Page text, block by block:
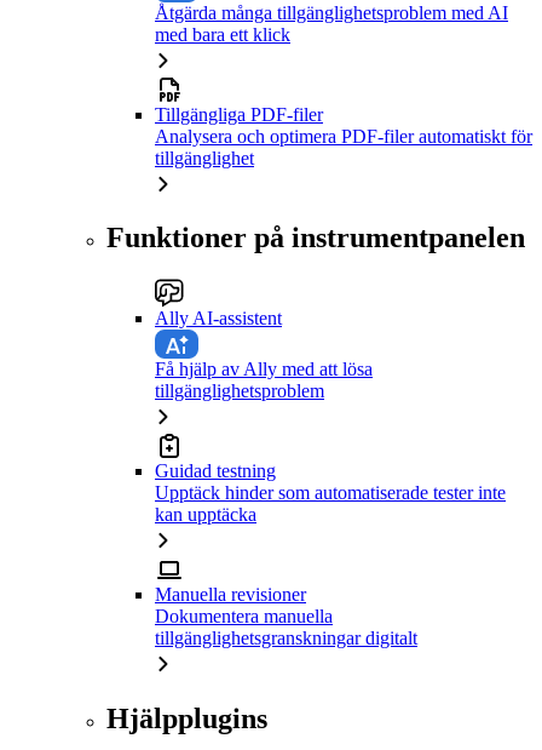
Åtgärda många tillgänglighetsproblem med AI
med bara ett klick
Tillgängliga PDF-filer
Analysera och optimera PDF-filer automatiskt för
tillgänglighet
Funktioner på instrumentpanelen
Ally AI-assistent
Få hjälp av Ally med att lösa
tillgänglighetsproblem
Guidad testning
Upptäck hinder som automatiserade tester inte
kan upptäcka
Manuella revisioner
Dokumentera manuella
tillgänglighetsgranskningar digitalt
Hjälpplugins